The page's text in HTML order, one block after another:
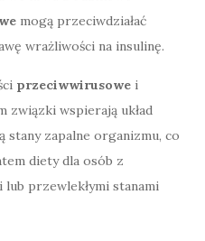
mogą przeciwdziałać
wrażliwości na insulinę.
przeciwwirusowe i
związki wspierają układ
stany zapalne organizmu, co
diety dla osób z
przewlekłymi stanami